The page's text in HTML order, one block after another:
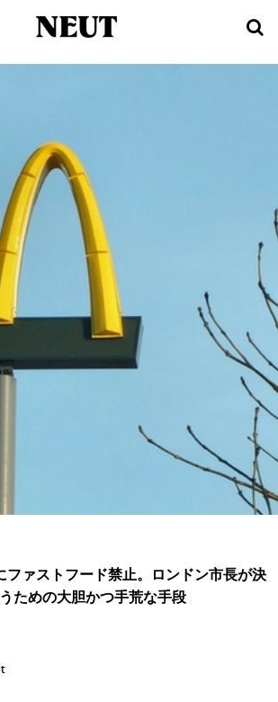
ファストフード禁止。ロンドン市長が決
ための大胆かつ手荒な手段